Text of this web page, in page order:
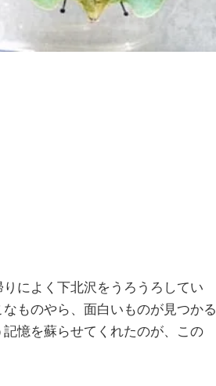
によく下北沢をうろうろしてい
ものやら、面白いものが見つかる
憶を蘇らせてくれたのが、この